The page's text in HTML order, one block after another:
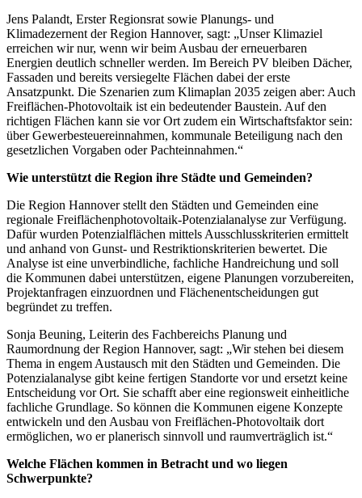
Jens Palandt, Erster Regionsrat sowie Planungs- und
Klimadezernent der Region Hannover, sagt: „Unser Klimaziel
erreichen wir nur, wenn wir beim Ausbau der erneuerbaren
Energien deutlich schneller werden. Im Bereich PV bleiben Dächer,
Fassaden und bereits versiegelte Flächen dabei der erste
Ansatzpunkt. Die Szenarien zum Klimaplan 2035 zeigen aber: Auch
Freiflächen-Photovoltaik ist ein bedeutender Baustein. Auf den
richtigen Flächen kann sie vor Ort zudem ein Wirtschaftsfaktor sein:
über Gewerbesteuereinnahmen, kommunale Beteiligung nach den
gesetzlichen Vorgaben oder Pachteinnahmen.“
Wie unterstützt die Region ihre Städte und Gemeinden?
Die Region Hannover stellt den Städten und Gemeinden eine
regionale Freiflächenphotovoltaik-Potenzialanalyse zur Verfügung.
Dafür wurden Potenzialflächen mittels Ausschlusskriterien ermittelt
und anhand von Gunst- und Restriktionskriterien bewertet. Die
Analyse ist eine unverbindliche, fachliche Handreichung und soll
die Kommunen dabei unterstützen, eigene Planungen vorzubereiten,
Projektanfragen einzuordnen und Flächenentscheidungen gut
begründet zu treffen.
Sonja Beuning, Leiterin des Fachbereichs Planung und
Raumordnung der Region Hannover, sagt: „Wir stehen bei diesem
Thema in engem Austausch mit den Städten und Gemeinden. Die
Potenzialanalyse gibt keine fertigen Standorte vor und ersetzt keine
Entscheidung vor Ort. Sie schafft aber eine regionsweit einheitliche
fachliche Grundlage. So können die Kommunen eigene Konzepte
entwickeln und den Ausbau von Freiflächen-Photovoltaik dort
ermöglichen, wo er planerisch sinnvoll und raumverträglich ist.“
Welche Flächen kommen in Betracht und wo liegen
Schwerpunkte?